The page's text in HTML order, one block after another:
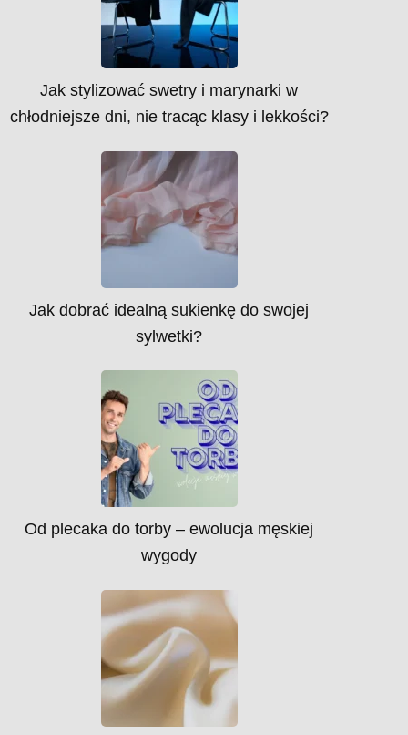
Jak stylizować swetry i marynarki w
chłodniejsze dni, nie tracąc klasy i lekkości?
Jak dobrać idealną sukienkę do swojej
sylwetki?
Od plecaka do torby – ewolucja męskiej
wygody